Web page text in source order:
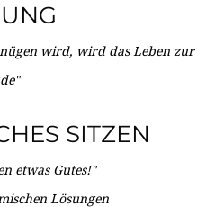
wird, wird das Leben zur
SITZEN
etwas Gutes!"
Lösungen